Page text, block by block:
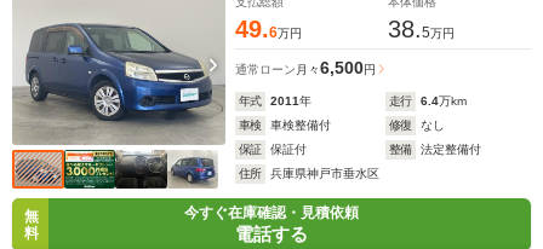
49.6万円 38.5万円
通常ローン 月々6,500円
年式 2011年 走行 6.4万km
車検
車検整備付 修復
なし
保証
保証付 整備
法定整備付
住所
兵庫県神戸市垂水区
無
料
今すぐ在庫確認・見積依頼
電話する